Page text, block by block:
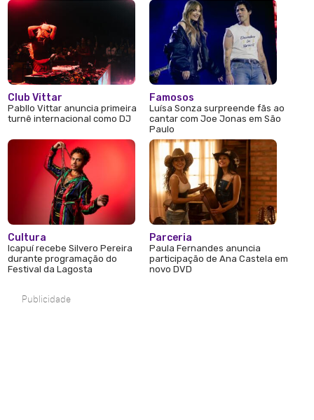
Club Vittar
Pabllo Vittar anuncia primeira
turnê internacional como DJ
Cultura
Icapuí recebe Silvero Pereira
durante programação do
Festival da Lagosta
Famosos
Luísa Sonza surpreende fãs ao
cantar com Joe Jonas em São
Paulo
Parceria
Paula Fernandes anuncia
participação de Ana Castela em
novo DVD
Publicidade